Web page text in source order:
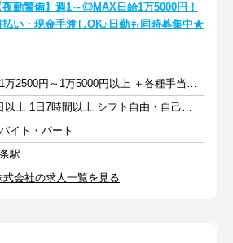
夜勤警備】週1～◎MAX日給1万5000円！
払い・現金手渡しOK♪日勤も同時募集中★
日給1万2500円～1万5000円以上 ＋各種手当＋交通費＋昇給あり
週1日以上 1日7時間以上 シフト自由・自己申告
イト・パート
駅
会社の求人一覧を見る